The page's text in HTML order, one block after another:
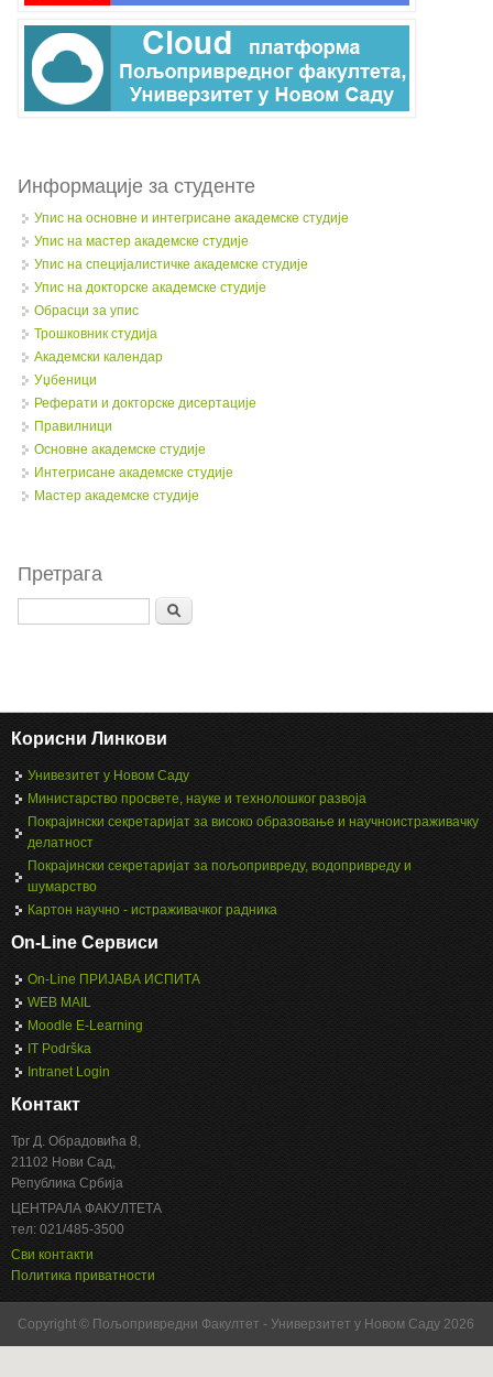
Информације за студенте
Упис на основне и интегрисане академске студије
Упис на мастер академске студије
Упис на специјалистичке академске студије
Упис на докторске академске студије
Обрасци за упис
Трошковник студија
Академски календар
Уџбеници
Реферати и докторске дисертације
Правилници
Oсновне академске студије
Интегрисане академске студије
Мастер академске студије
Претрага
Search
Корисни Линкови
Унивезитет у Новом Саду
Министарство просвете, науке и технолошког развоја
Покрајински секретаријат за високо образовање и научноистраживачку
делатност
Покрајински секретаријат за пољопривреду, водопривреду и
шумарство
Картон научно - истраживачког радника
On-Line Сервиси
On-Line ПРИЈАВА ИСПИТА
WEB MAIL
Moodle E-Learning
IT Podrška
Intranet Login
Контакт
Трг Д. Обрадовића 8,
21102 Нови Сад,
Република Србија
ЦЕНТРАЛА ФАКУЛТЕТА
тел: 021/485-3500
Сви контакти
Политика приватности
Copyright © Пољопривредни Факултет - Универзитет у Новом Саду 2026